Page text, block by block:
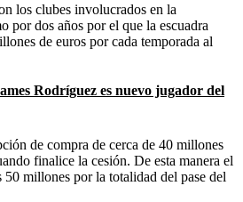
los clubes involucrados en la
por dos años por el que la escuadra
de euros por cada temporada al
Rodríguez es nuevo jugador del
de compra de cerca de 40 millones
finalice la cesión. De esta manera el
millones por la totalidad del pase del